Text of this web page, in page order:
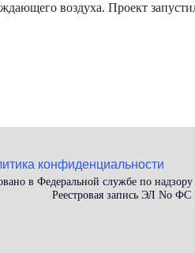
воздуха. Проект
конфиденциальности
в Федеральной службе по
Реестровая запись ЭЛ No ФС